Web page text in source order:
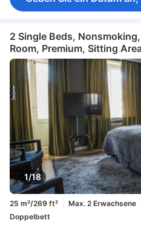
2 Single Beds,
Room, Premium, Sitting
1/18
25 m²/269 ft² Max. 2 Erwachsene
Doppelbett